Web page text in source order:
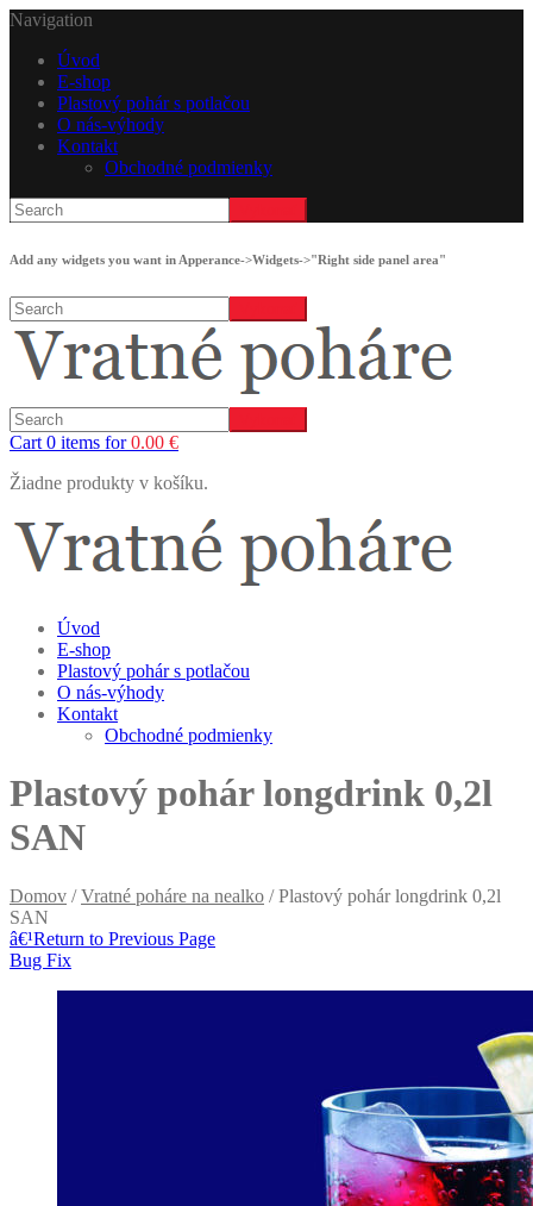
Navigation
Úvod
E-shop
Plastový pohár s potlačou
O nás-výhody
Kontakt
Obchodné podmienky
Add any widgets you want in Apperance->Widgets->"Right side panel area"
Cart 0 items for0.00 €
Žiadne produkty v košíku.
Úvod
E-shop
Plastový pohár s potlačou
O nás-výhody
Kontakt
Obchodné podmienky
Plastový pohár longdrink 0,2l
SAN
Domov /Vratné poháre na nealko / Plastový pohár longdrink 0,2l
SAN
â€¹Return to Previous Page
Bug Fix